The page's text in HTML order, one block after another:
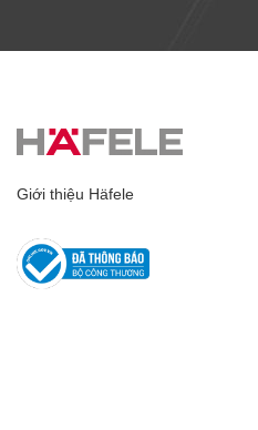
Giới thiệu Häfele